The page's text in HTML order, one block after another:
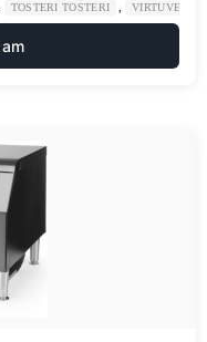
TOSTERI TOSTERI VIRTUVE